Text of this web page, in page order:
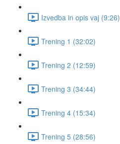
Izvedba in opis vaj (9:26)
Trening 1 (32:02)
Trening 2 (12:59)
Trening 3 (34:44)
Trening 4 (15:34)
Trening 5 (28:56)